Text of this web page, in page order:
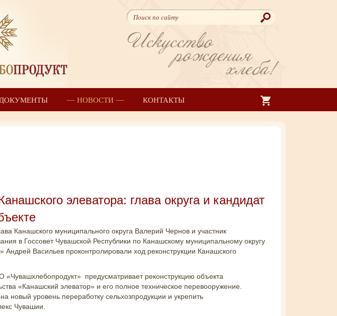
Искусство
рождения
хлеба!
ДОКУМЕНТЫ НОВОСТИ КОНТАКТЫ
элеватора: глава округа и кандидат
Канашского муниципального округа Валерий Чернов и участник
в Госсовет Чувашской Республики по Канашскому муниципальному округу
Андрей Васильев проконтролировали ход реконструкции Канашского
«Чувашхлебопродукт» предусматривает реконструкцию объекта
«Канашский элеватор» и его полное техническое перевооружение.
новый уровень переработку сельхозпродукции и укрепить
Чувашии.